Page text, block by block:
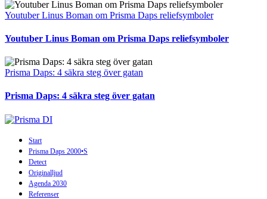
Youtuber Linus Boman om Prisma Daps reliefsymboler
Youtuber Linus Boman om Prisma Daps reliefsymboler
Prisma Daps: 4 säkra steg över gatan
Prisma Daps: 4 säkra steg över gatan
Start
Prisma Daps 2000•S
Detect
Originalljud
Agenda 2030
Referenser